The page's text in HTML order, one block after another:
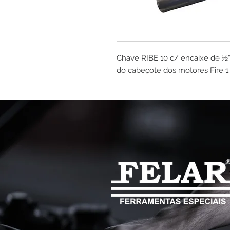
Chave RIBE 10 c/ encaixe de
do cabeçote dos motores Fire